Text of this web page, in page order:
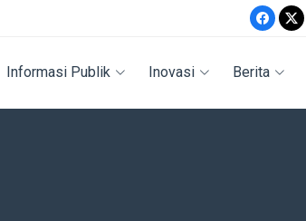
Informasi Publik Inovasi Berita